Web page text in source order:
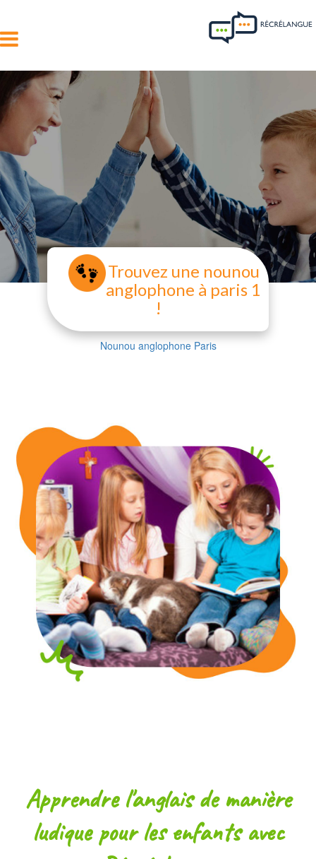
Trouvez une nounou
anglophone à paris 1
!
Nounou anglophone Paris
Apprendre l'anglais de manière
ludique pour les enfants avec